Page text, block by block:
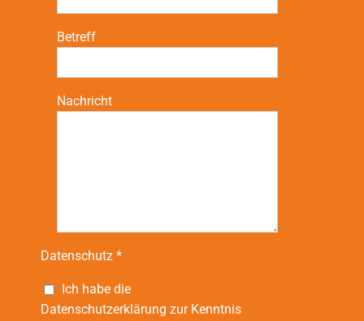
Betreff
Nachricht
Datenschutz *
Ich habe die
Datenschutzerklärung zur Kenntnis